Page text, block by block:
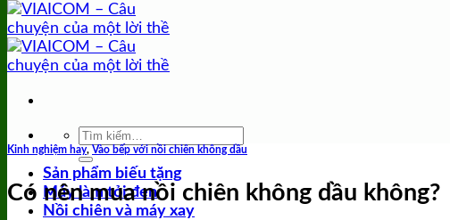
Tìm
kiếm:
Sản phẩm biếu tặng
Máy làm tỏi đen
Nồi chiên và máy xay
Kinh nghiệm hay, Vào bếp với nồi chiên không dầu
Có nên mua nồi chiên không dầu không?